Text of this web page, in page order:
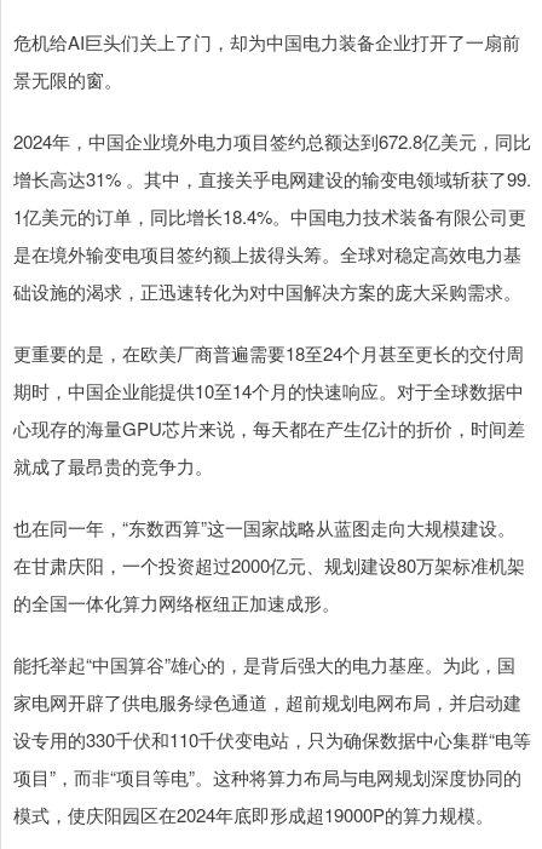
危机给AI巨头们关上了门，却为中国电力装备企业打开了一扇前
景无限的窗。
2024年，中国企业境外电力项目签约总额达到672.8亿美元，同比
增长高达31% 。其中，直接关乎电网建设的输变电领域斩获了99.
1亿美元的订单，同比增长18.4%。中国电力技术装备有限公司更
是在境外输变电项目签约额上拔得头筹。全球对稳定高效电力基
础设施的渴求，正迅速转化为对中国解决方案的庞大采购需求。
更重要的是，在欧美厂商普遍需要18至24个月甚至更长的交付周
期时，中国企业能提供10至14个月的快速响应。对于全球数据中
心现存的海量GPU芯片来说，每天都在产生亿计的折价，时间差
就成了最昂贵的竞争力。
也在同一年，“东数西算”这一国家战略从蓝图走向大规模建设。
在甘肃庆阳，一个投资超过2000亿元、规划建设80万架标准机架
的全国一体化算力网络枢纽正加速成形。
能托举起“中国算谷”雄心的，是背后强大的电力基座。为此，国
家电网开辟了供电服务绿色通道，超前规划电网布局，并启动建
设专用的330千伏和110千伏变电站，只为确保数据中心集群“电等
项目”，而非“项目等电”。这种将算力布局与电网规划深度协同的
模式，使庆阳园区在2024年底即形成超19000P的算力规模。